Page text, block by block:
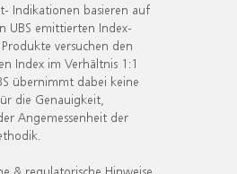
Indikationen basieren auf
UBS emittierten Index-
versuchen den
Index im Verhältnis 1:1
übernimmt dabei keine
die Genauigkeit,
Angemessenheit der